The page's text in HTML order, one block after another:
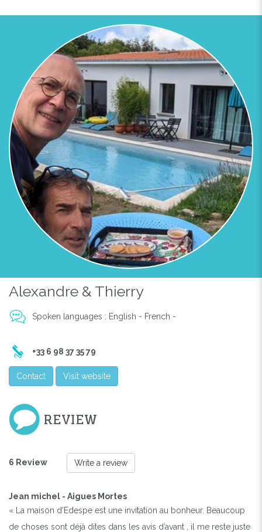
Alexandre & Thierry
Spoken languages : English - French -
+33 6 98 37 35 79
Contact Visit website
REVIEW
6 Review Write a review
Jean michel - Aigues Mortes
« La maison d’Edespe est une invitation au bonheur. Beaucoup
de choses sont déjà dites dans les avis d’avant , il me reste juste